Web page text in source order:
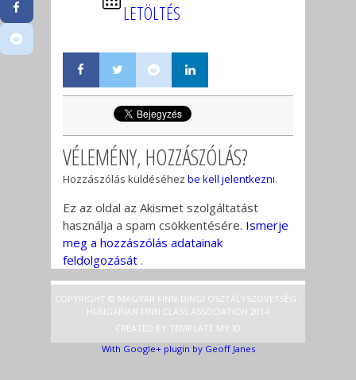
LETÖLTÉS
VÉLEMÉNY, HOZZÁSZÓLÁS?
Hozzászólás küldéséhez be kell jelentkezni.
Ez az oldal az Akismet szolgáltatást
használja a spam csökkentésére. Ismerje
meg a hozzászólás adatainak
feldolgozását .
COPYRIGHT © MAGYAR FINN-DINGI OSZTÁLYSZÖVETSÉG -
HUNGARIAN FINN CLASS ASSOCIATION 2014
CREATED BY TEMPLATE .MY.ID
With Google+ plugin by Geoff Janes